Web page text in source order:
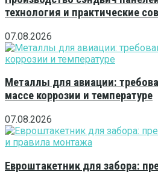
технология и практические
07.08.2026
Металлы для авиации:
массе коррозии и температуре
07.08.2026
Евроштакетник для забора: